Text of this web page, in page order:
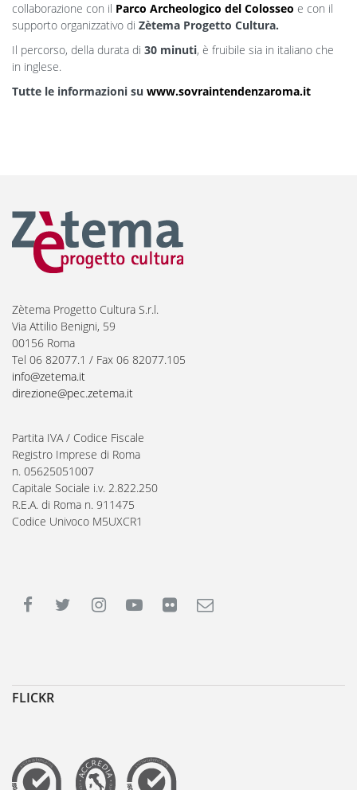
collaborazione con il Parco Archeologico del Colosseo e con il
supporto organizzativo di Zètema Progetto Cultura.
Il percorso, della durata di 30 minuti, è fruibile sia in italiano che
in inglese.
Tutte le informazioni su www.sovraintendenzaroma.it
Zètema Progetto Cultura S.r.l.
Via Attilio Benigni, 59
00156 Roma
Tel 06 82077.1 / Fax 06 82077.105
info@zetema.it
direzione@pec.zetema.it
Partita IVA / Codice Fiscale
Registro Imprese di Roma
n. 05625051007
Capitale Sociale i.v. 2.822.250
R.E.A. di Roma n. 911475
Codice Univoco M5UXCR1
FLICKR